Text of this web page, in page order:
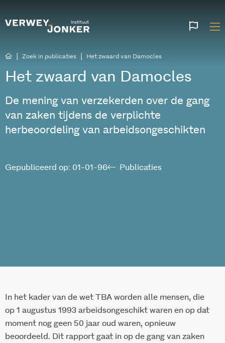
Zoek in publicaties Het zwaard van Damocles
Het zwaard van Damocles
De mening van verzekerden over de gang
van zaken tijdens de verplichte
herbeoordeling van arbeidsongeschikten
Publicaties
Gepubliceerd op: 01-01-96
In het kader van de wet TBA worden alle mensen, die
op 1 augustus 1993 arbeidsongeschikt waren en op dat
moment nog geen 50 jaar oud waren, opnieuw
beoordeeld. Dit rapport gaat in op de gang van zaken